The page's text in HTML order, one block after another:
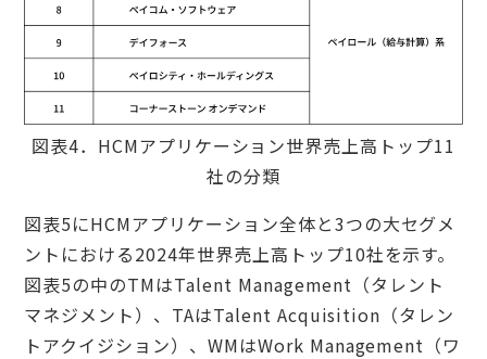
図表4．HCMアプリケーション世界売上高トップ11
社の分類
図表5にHCMアプリケーション全体と3つの大セグメ
ントにおける2024年世界売上高トップ10社を示す。
図表5の中のTMはTalent Management（タレント
マネジメント）、TAはTalent Acquisition（タレン
トアクイジション）、WMはWork Management（ワ